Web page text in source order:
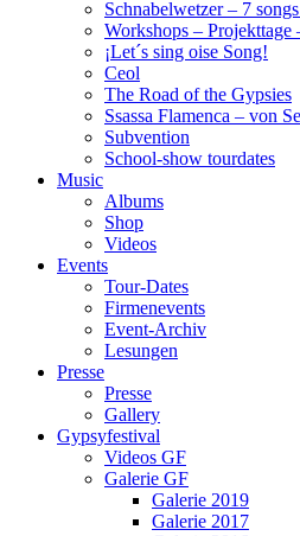
Schnabelwetzer – 7
Workshops – Projekttage
¡Let´s sing oise Song!
Ceol
The Road of the Gypsies
Ssassa Flamenca – von
Subvention
School-show tourdates
Music
Albums
Shop
Videos
Events
Tour-Dates
Firmenevents
Event-Archiv
Lesungen
Presse
Presse
Gallery
Gypsyfestival
Videos GF
Galerie GF
Galerie 2019
Galerie 2017